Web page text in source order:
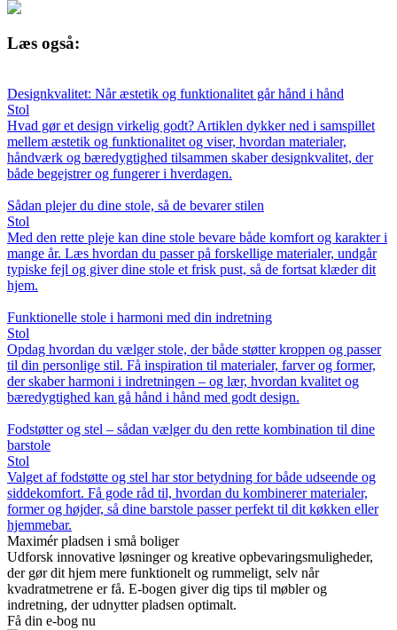
Læs også:
Designkvalitet: Når æstetik og funktionalitet går hånd i hånd
Stol
Hvad gør et design virkelig godt? Artiklen dykker ned i samspillet
mellem æstetik og funktionalitet og viser, hvordan materialer,
håndværk og bæredygtighed tilsammen skaber designkvalitet, der
både begejstrer og fungerer i hverdagen.
Sådan plejer du dine stole, så de bevarer stilen
Stol
Med den rette pleje kan dine stole bevare både komfort og karakter i
mange år. Læs hvordan du passer på forskellige materialer, undgår
typiske fejl og giver dine stole et frisk pust, så de fortsat klæder dit
hjem.
Funktionelle stole i harmoni med din indretning
Stol
Opdag hvordan du vælger stole, der både støtter kroppen og passer
til din personlige stil. Få inspiration til materialer, farver og former,
der skaber harmoni i indretningen – og lær, hvordan kvalitet og
bæredygtighed kan gå hånd i hånd med godt design.
Fodstøtter og stel – sådan vælger du den rette kombination til dine
barstole
Stol
Valget af fodstøtte og stel har stor betydning for både udseende og
siddekomfort. Få gode råd til, hvordan du kombinerer materialer,
former og højder, så dine barstole passer perfekt til dit køkken eller
hjemmebar.
Maximér pladsen i små boliger
Udforsk innovative løsninger og kreative opbevaringsmuligheder,
der gør dit hjem mere funktionelt og rummeligt, selv når
kvadratmetrene er få. E-bogen giver dig tips til møbler og
indretning, der udnytter pladsen optimalt.
Få din e-bog nu